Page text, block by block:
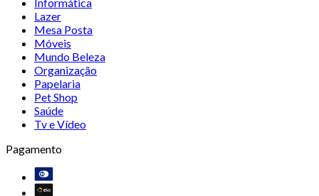
Lazer
Mesa Posta
Móveis
Mundo Beleza
Organização
Papelaria
Pet Shop
Saúde
Tv e Vídeo
Pagamento